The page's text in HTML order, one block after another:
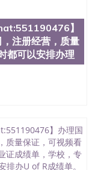
】
注册经营，质量
都可以安排办理